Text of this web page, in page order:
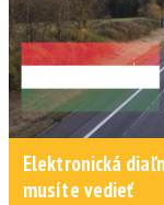
Elektronická
musíte vedieť